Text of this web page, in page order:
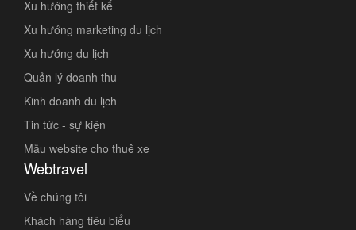
Xu hướng thiết kế
Xu hướng marketing du lịch
Xu hướng du lịch
Quản lý doanh thu
Kinh doanh du lịch
Tin tức - sự kiện
Mẫu website cho thuê xe
Webtravel
Về chúng tôi
Khách hàng tiêu biểu